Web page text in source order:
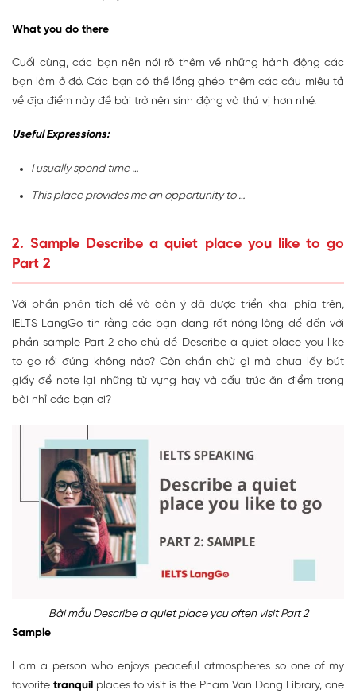
What you do there
Cuối cùng, các bạn nên nói rõ thêm về những hành động các
bạn làm ở đó. Các bạn có thể lồng ghép thêm các câu miêu tả
về địa điểm này để bài trở nên sinh động và thú vị hơn nhé.
Useful Expressions:
I usually spend time …
This place provides me an opportunity to …
2. Sample Describe a quiet place you like to go
Part 2
Với phần phân tích đề và dàn ý đã được triển khai phía trên,
IELTS LangGo tin rằng các bạn đang rất nóng lòng để đến với
phần sample Part 2 cho chủ đề Describe a quiet place you like
to go rồi đúng không nào? Còn chần chừ gì mà chưa lấy bút
giấy để note lại những từ vựng hay và cấu trúc ăn điểm trong
bài nhỉ các bạn ơi?
Bài mẫu Describe a quiet place you often visit Part 2
Sample
I am a person who enjoys peaceful atmospheres so one of my
favorite tranquil places to visit is the Pham Van Dong Library, one